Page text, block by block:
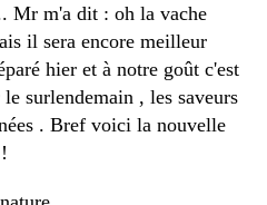
Mr m'a dit : oh la vache
il sera encore meilleur
hier et à notre goût c'est
surlendemain , les saveurs
. Bref voici la nouvelle